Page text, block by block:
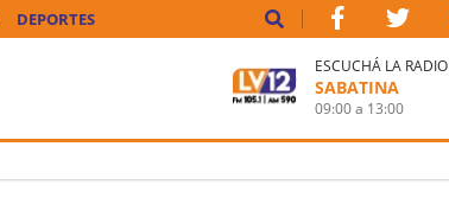
DEPORTES
ESCUCHÁ LA RADIO
SABATINA
09:00a 13:00